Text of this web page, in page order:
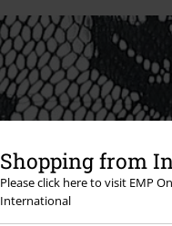
Shopping from
Please click here to visit EMP
International